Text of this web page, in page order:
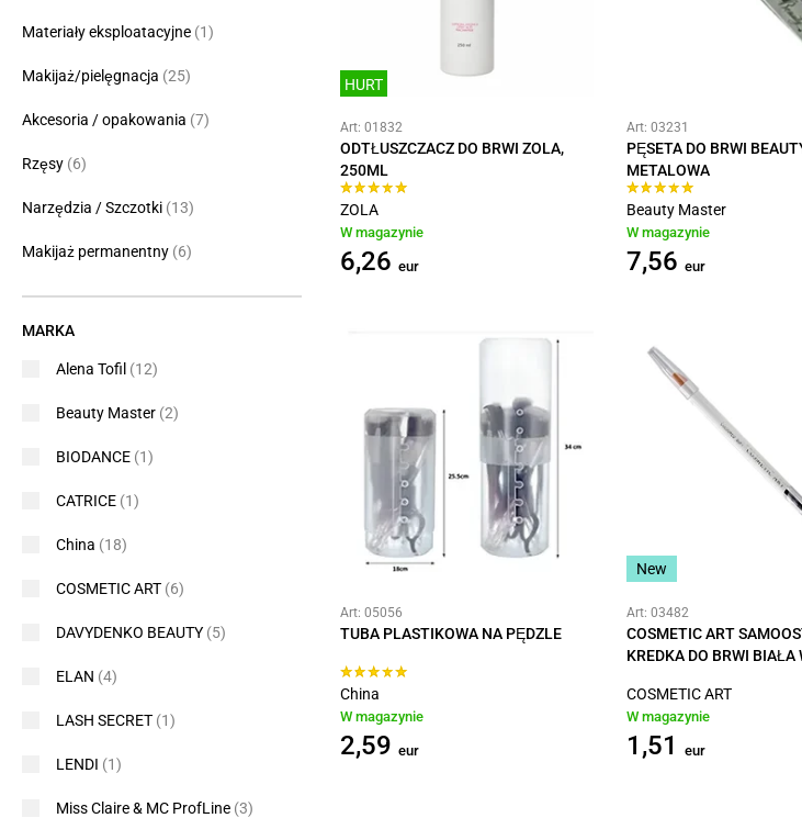
HURT
Art: 01832
ODTŁUSZCZACZ DO BRWI ZOLA,
250ML
ZOLA
W magazynie
6,26 eur
Art: 03231
PĘSETA DO BRWI
METALOWA
Beauty Master
W magazynie
7,56 eur
Art: 05056
TUBA PLASTIKOWA NA PĘDZLE
China
W magazynie
2,59 eur
New
Art: 03482
COSMETIC ART
KREDKA DO BRWI BIAŁA
COSMETIC ART
W magazynie
1,51 eur
Materiały eksploatacyjne (1)
Makijaż/pielęgnacja (25)
Akcesoria / opakowania (7)
Rzęsy (6)
Narzędzia / Szczotki (13)
Makijaż permanentny (6)
MARKA
Alena Tofil (12)
Beauty Master (2)
BIODANCE (1)
CATRICE (1)
China (18)
COSMETIC ART (6)
DAVYDENKO BEAUTY (5)
ELAN (4)
LASH SECRET (1)
LENDI (1)
Miss Claire & MC ProfLine (3)